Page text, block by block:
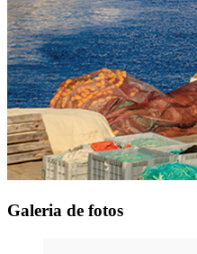
Galeria de fotos